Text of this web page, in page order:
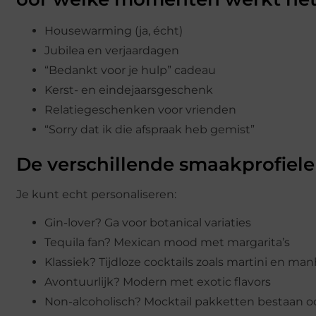
Housewarming (ja, écht)
Jubilea en verjaardagen
“Bedankt voor je hulp” cadeau
Kerst- en eindejaarsgeschenk
Relatiegeschenken voor vrienden
“Sorry dat ik die afspraak heb gemist”
De verschillende
Je kunt echt personaliseren:
Gin-lover? Ga voor botanical variaties
Tequila fan? Mexican mood met margarita’s
Klassiek? Tijdloze cocktails zoals martini en
Avontuurlijk? Modern met exotic flavors
Non-alcoholisch? Mocktail pakketten bestaan